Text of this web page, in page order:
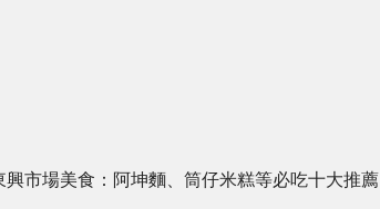
興市場美食：阿坤麵、筒仔米糕等必吃十大推薦